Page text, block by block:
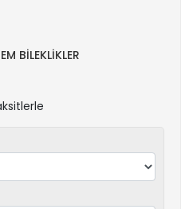
BİLEKLİKLER